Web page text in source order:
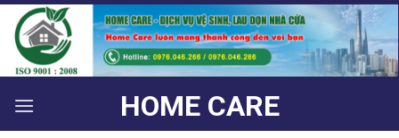
Bỏ
qua
nội
dung
HOME CARE